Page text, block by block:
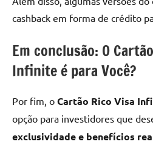
cashback em forma de crédito
Em conclusão: O
Infinite é para Você?
Por fim, o Cartão Rico Visa
opção para investidores que
exclusividade e benefícios